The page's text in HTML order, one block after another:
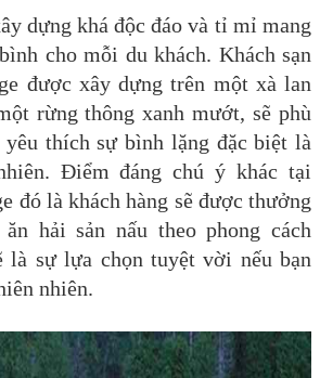
dựng khá độc đáo và tỉ mỉ mang
cho mỗi du khách. Khách sạn
được xây dựng trên một xà lan
rừng thông xanh mướt, sẽ phù
thích sự bình lặng đặc biệt là
Điểm đáng chú ý khác tại
đó là khách hàng sẽ được thưởng
hải sản nấu theo phong cách
là sự lựa chọn tuyệt vời nếu bạn
nhiên.